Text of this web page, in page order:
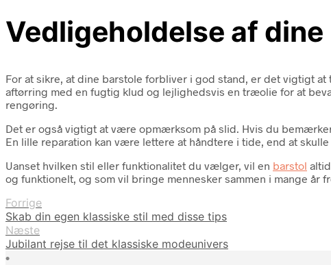
Vedligeholdelse af
For at sikre, at dine barstole forbliver i god stand, er det vigtigt
aftørring med en fugtig klud og lejlighedsvis en træolie for at
rengøring.
Det er også vigtigt at være opmærksom på slid. Hvis du
En lille reparation kan være lettere at håndtere i tide, end at
Uanset hvilken stil eller funktionalitet du vælger, vil en barstol
og funktionelt, og som vil bringe mennesker sammen i mange år
Forrige
Skab din egen klassiske stil med disse tips
Næste
Jubilant rejse til det klassiske modeunivers
•